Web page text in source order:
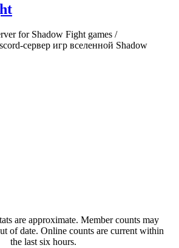
for Shadow Fight games /
сервер игр вселенной Shadow
are approximate. Member counts may
of date. Online counts are current within
the last six hours.